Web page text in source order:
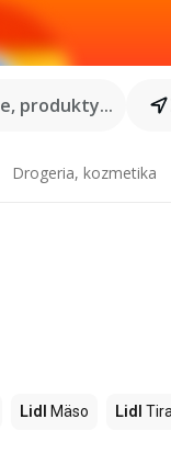
produkty...
Drogeria, kozmetika
Lidl Mäso Lidl